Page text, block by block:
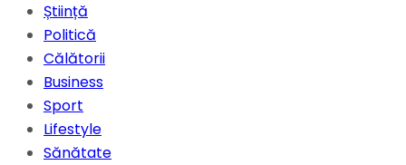
Știință
Politică
Călătorii
Business
Sport
Lifestyle
Sănătate